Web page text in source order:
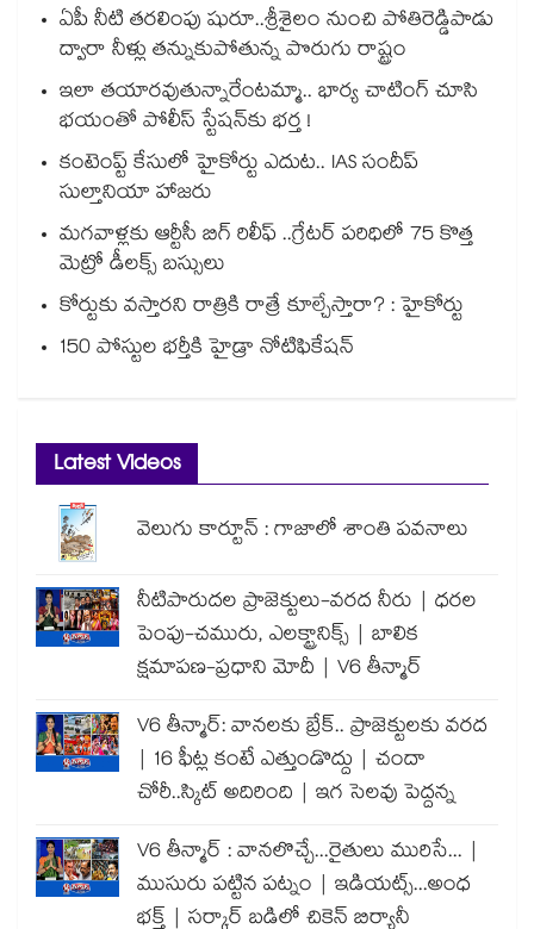
ఏపీ నీటి తరలింపు షురూ..శ్రీశైలం నుంచి పోతిరెడ్డిపాడు
ద్వారా నీళ్లు తన్నుకుపోతున్న పొరుగు రాష్ట్రం
ఇలా తయారవుతున్నారేంటమ్మా.. భార్య చాటింగ్ చూసి
భయంతో పోలీస్ స్టేషన్⁫కు భర్త !
కంటెంప్ట్ కేసులో హైకోర్టు ఎదుట.. IAS సందీప్
సుల్తానియా హాజరు
మగవాళ్లకు ఆర్టీసీ బిగ్ రిలీఫ్ ..గ్రేటర్ పరిధిలో 75 కొత్త
మెట్రో డీలక్స్ బస్సులు
కోర్టుకు వస్తారని రాత్రికి రాత్రే కూల్చేస్తారా? : హైకోర్టు
150 పోస్టుల భర్తీకి హైడ్రా నోటిఫికేషన్
Latest Videos
వెలుగు కార్టూన్ : గాజాలో శాంతి పవనాలు
నీటిపారుదల ప్రాజెక్టులు-వరద నీరు | ధరల
పెంపు-చమురు, ఎలక్ట్రానిక్స్ | బాలిక
క్షమాపణ-ప్రధాని మోదీ | V6 తీన్మార్
V6 తీన్మార్: వానలకు బ్రేక్.. ప్రాజెక్టులకు వరద
| 16 ఫీట్ల కంటే ఎత్తుండొద్దు | చందా
చోరీ..స్కిట్ అదిరింది | ఇగ సెలవు పెద్దన్న
V6 తీన్మార్ : వానలొచ్చే...రైతులు మురిసే... |
ముసురు పట్టిన పట్నం | ఇడియట్స్...అంధ
భక్త్ | సర్కార్ బడిలో చికెన్ బిర్యానీ